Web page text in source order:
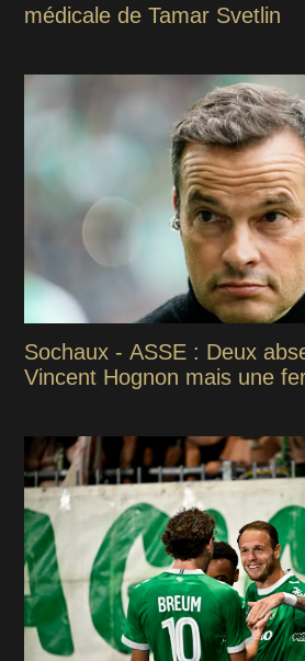
médicale de Tamar Svetlin
Sochaux - ASSE : Deux
Vincent Hognon mais une